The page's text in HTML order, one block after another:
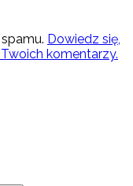
Dowiedz się,
komentarzy.